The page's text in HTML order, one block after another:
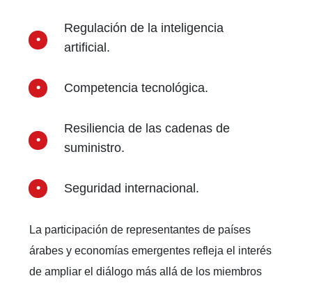
Regulación de la inteligencia
artificial.
Competencia tecnológica.
Resiliencia de las cadenas de
suministro.
Seguridad internacional.
La participación de representantes de países
árabes y economías emergentes refleja el interés
de ampliar el diálogo más allá de los miembros